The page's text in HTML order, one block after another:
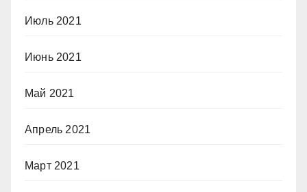
Июль 2021
Июнь 2021
Май 2021
Апрель 2021
Март 2021